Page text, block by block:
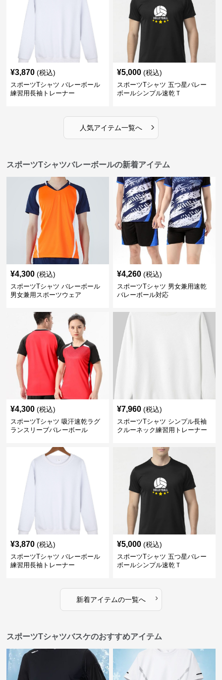
¥3,870 (税込)
スポーツTシャツ バレーボール
練習用長袖トレーナー
¥5,000 (税込)
スポーツTシャツ 五つ星バレー
ボールシンプル速乾Ｔ
人気アイテム一覧へ ›
スポーツTシャツバレーボールの新着アイテム
¥4,300 (税込)
スポーツTシャツ バレーボール
男女兼用スポーツウェア
¥4,260 (税込)
スポーツTシャツ 男女兼用速乾
バレーボール対応
¥4,300 (税込)
スポーツTシャツ 吸汗速乾ラグ
ランスリーブバレーボール
¥7,960 (税込)
スポーツTシャツ シンプル長袖
クルーネック練習用トレーナー
¥3,870 (税込)
スポーツTシャツ バレーボール
練習用長袖トレーナー
¥5,000 (税込)
スポーツTシャツ 五つ星バレー
ボールシンプル速乾Ｔ
新着アイテムの一覧へ ›
スポーツTシャツバスケのおすすめアイテム